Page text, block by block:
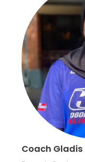
Coach Gladis